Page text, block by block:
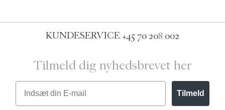
KUNDESERVICE+45 70 208 002
Tilmeld dig nyhedsbrevet her
Email
Tilmeld